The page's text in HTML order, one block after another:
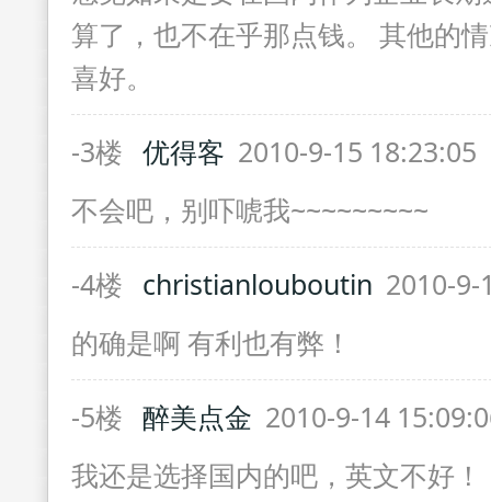
算了，也不在乎那点钱。 其他的
喜好。
-3楼 优得客 2010-9-15 18:23:05
不会吧，别吓唬我~~~~~~~~~
-4楼 christianlouboutin 2010-
的确是啊 有利也有弊！
-5楼 醉美点金 2010-9-14
我还是选择国内的吧，英文不好！